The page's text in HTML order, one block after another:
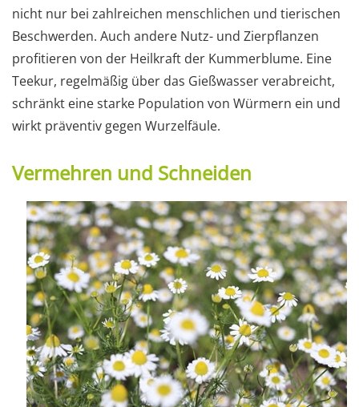
nicht nur bei zahlreichen menschlichen und tierischen
Beschwerden. Auch andere Nutz- und Zierpflanzen
profitieren von der Heilkraft der Kummerblume. Eine
Teekur, regelmäßig über das Gießwasser verabreicht,
schränkt eine starke Population von Würmern ein und
wirkt präventiv gegen Wurzelfäule.
Vermehren und Schneiden